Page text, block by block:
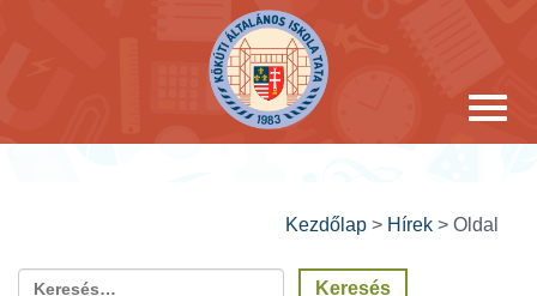
Kezdőlap > Hírek > Oldal